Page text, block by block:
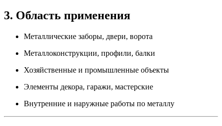
3. Область применения
Металлические заборы, двери, ворота
Металлоконструкции, профили, балки
Хозяйственные и промышленные объекты
Элементы декора, гаражи, мастерские
Внутренние и наружные работы по металлу